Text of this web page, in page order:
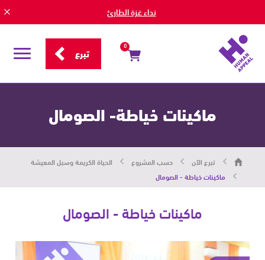
نداء غزة الطارئ
0 تبرع
قائمة
ماكينات خياطة- الصومال
هيومان
أبيل
حاضرون
من
تبرع الآن حسب المشروع
الحياة الكريمة وسبل المعيشة
ماكينات خياطة - الصومال
ماكينات خياطة - الصومال